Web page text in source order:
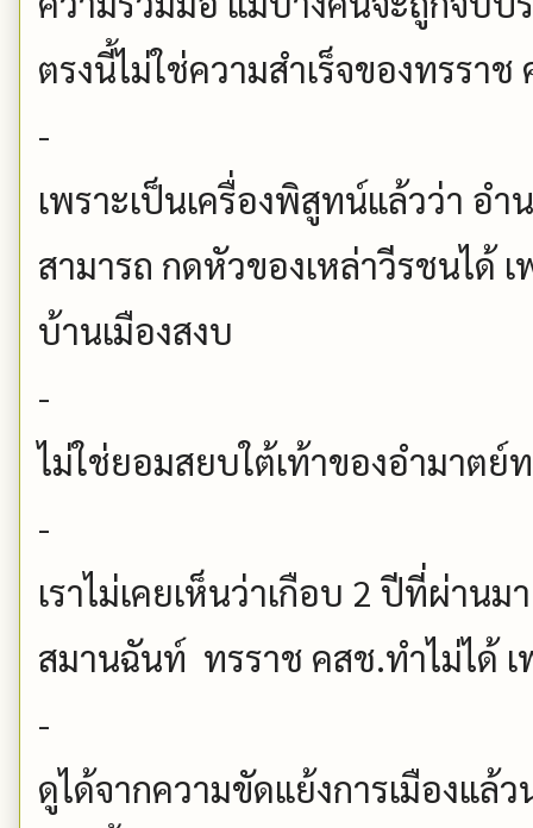
ตรงนี้ไม่ใช่ความสำเร็จของทรราช
-
เพราะเป็นเครื่องพิสูทน์แล้วว่า อ
สามารถ กดหัวของเหล่าวีรชนได้
บ้านเมืองสงบ
-
ไม่ใช่ยอมสยบใต้เท้าของอำมาตย์
-
เราไม่เคยเห็นว่าเกือบ 2 ปีที่ผ่านม
สมานฉันท์ ทรราช คสช.ทำไม่ได้
-
ดูได้จากความขัดแย้งการเมืองแล้